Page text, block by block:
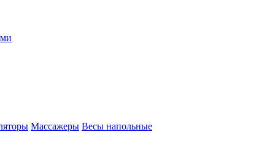
Массажеры Весы напольные